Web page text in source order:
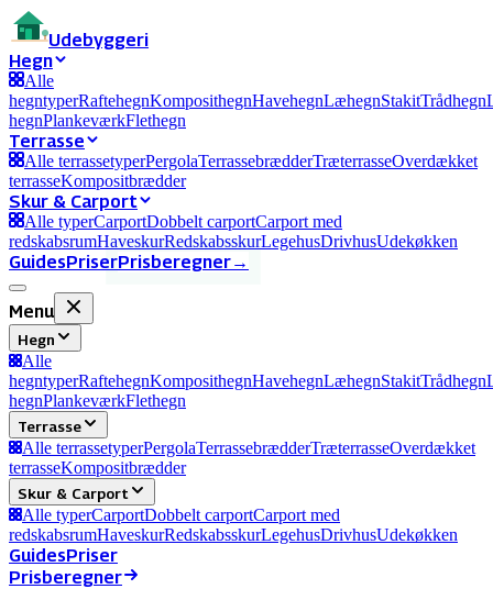
Udebyggeri
Hegn
Alle
hegntyperRaftehegnKomposithegnHavehegnLæhegnStakitTrådhegn
hegnPlankeværkFlethegn
Terrasse
Alle terrassetyperPergolaTerrassebrædderTræterrasseOverdækket
terrasseKompositbrædder
Skur & Carport
Alle typerCarportDobbelt carportCarport med
redskabsrumHaveskurRedskabsskurLegehusDrivhusUdekøkken
GuidesPriserPrisberegner→
Menu
Hegn
Alle
hegntyperRaftehegnKomposithegnHavehegnLæhegnStakitTrådhegn
hegnPlankeværkFlethegn
Terrasse
Alle terrassetyperPergolaTerrassebrædderTræterrasseOverdækket
terrasseKompositbrædder
Skur & Carport
Alle typerCarportDobbelt carportCarport med
redskabsrumHaveskurRedskabsskurLegehusDrivhusUdekøkken
GuidesPriser
Prisberegner